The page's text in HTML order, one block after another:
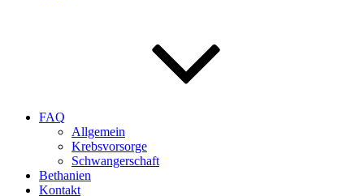
FAQ
Allgemein
Krebsvorsorge
Schwangerschaft
Bethanien
Kontakt